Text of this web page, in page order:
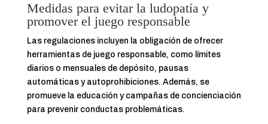
Medidas para evitar la ludopatía y
promover el juego responsable
Las regulaciones incluyen la obligación de ofrecer
herramientas de juego responsable, como límites
diarios o mensuales de depósito, pausas
automáticas y autoprohibiciones. Además, se
promueve la educación y campañas de concienciación
para prevenir conductas problemáticas.